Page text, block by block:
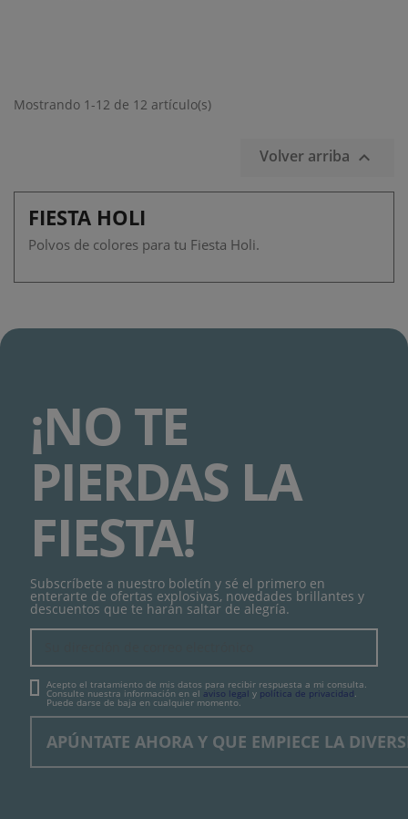
Mostrando 1-12 de 12 artículo(s)
Volver arriba 
FIESTA HOLI
Polvos de colores para tu Fiesta Holi.
¡NO TE
PIERDAS LA
FIESTA!
Subscríbete a nuestro boletín y sé el primero en
enterarte de ofertas explosivas, novedades brillantes y
descuentos que te harán saltar de alegría.
Acepto el tratamiento de mis datos para recibir respuesta a mi consulta.
Consulte nuestra información en el aviso legal y política de privacidad
Puede darse de baja en cualquier momento.